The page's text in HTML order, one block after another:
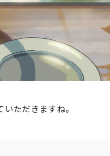
ただきますね。